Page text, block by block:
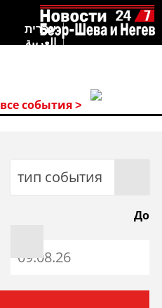
עברית
العربية
все события >
тип события
До